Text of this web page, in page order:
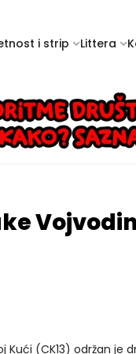
i strip Littera
(CK13) održan je